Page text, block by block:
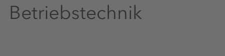
Betriebstechnik